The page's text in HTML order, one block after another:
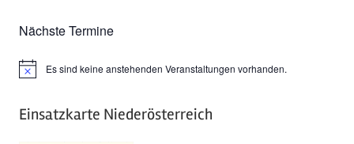
Nächste Termine
HinweisEs sind keine anstehenden Veranstaltungen vorhanden.
Einsatzkarte Niederösterreich